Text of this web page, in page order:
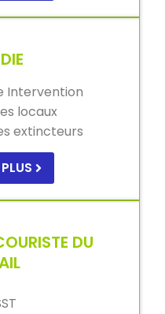
Intervention
locaux
extincteurs
DU